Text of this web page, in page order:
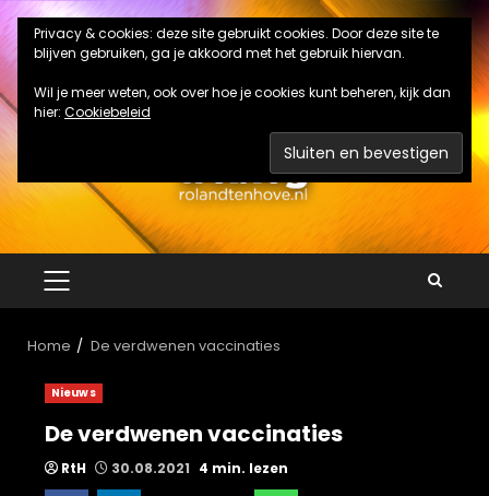
Ga
naar
de
inhoud
PRIMAIR
MENU
Home De verdwenen vaccinaties
Nieuws
De verdwenen vaccinaties
RtH 30.08.2021 4 min. lezen
Privacy & cookies: deze site gebruikt cookies. Door deze site te
blijven gebruiken, ga je akkoord met het gebruik hiervan.
Wil je meer weten, ook over hoe je cookies kunt beheren, kijk dan
hier: Cookiebeleid